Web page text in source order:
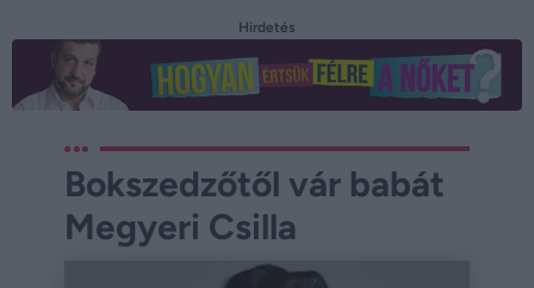
Hirdetés
Bokszedzőtől vár babát
Megyeri Csilla